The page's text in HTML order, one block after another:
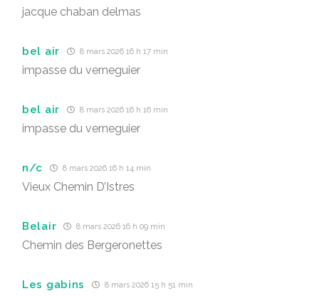
jacque chaban delmas
bel air 8 mars 2026 16 h 17 min
impasse du verneguier
bel air 8 mars 2026 16 h 16 min
impasse du verneguier
n/c 8 mars 2026 16 h 14 min
Vieux Chemin D’Istres
Belair 8 mars 2026 16 h 09 min
Chemin des Bergeronettes
Les gabins 8 mars 2026 15 h 51 min